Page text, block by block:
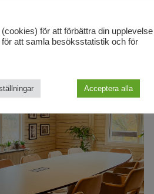
för att förbättra din
att samla besöksstatistik och för
Acceptera alla